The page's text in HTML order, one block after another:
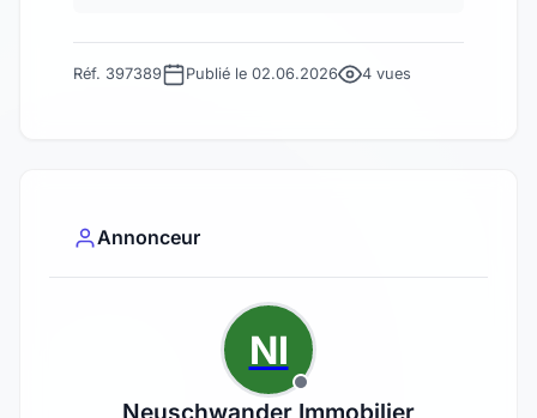
Réf. 397389 Publié le 02.06.2026 4 vues
Annonceur
NI